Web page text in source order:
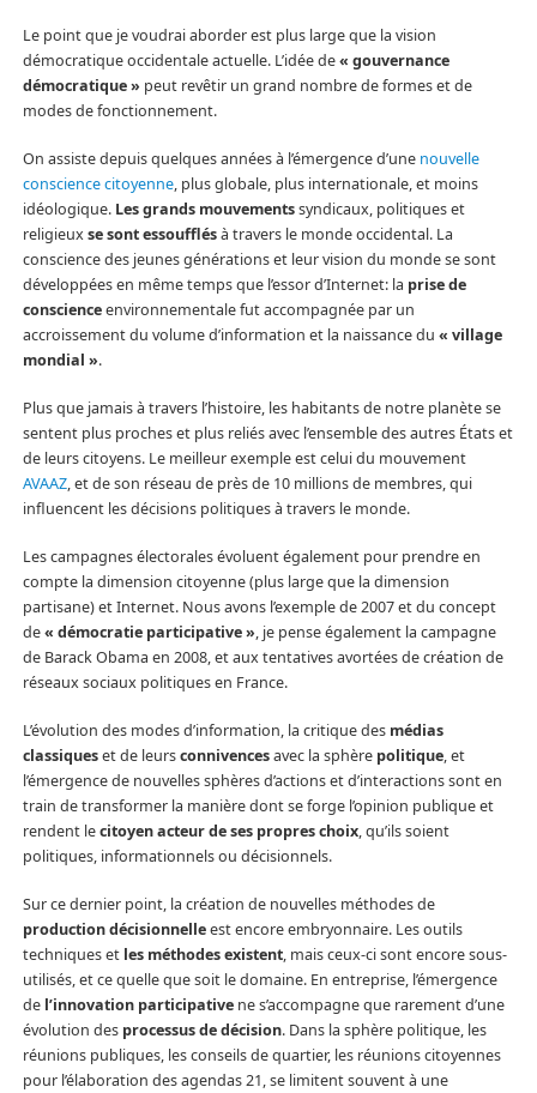
Le point que je voudrai aborder est plus large que la vision
démocratique occidentale actuelle. L’idée de« gouvernance
démocratique » peut revêtir un grand nombre de formes et de
modes de fonctionnement.
On assiste depuis quelques années à l’émergence d’une nouvelle
conscience citoyenne, plus globale, plus internationale, et moins
idéologique. Les grands mouvementssyndicaux, politiques et
religieuxse sont essoufflésà travers le monde occidental. La
conscience des jeunes générations et leur vision du monde se sont
développées en même temps que l’essor d’Internet: la prise de
conscienceenvironnementale fut accompagnée par un
accroissement du volume d’information et la naissance du « village
mondial ».
Plus que jamais à travers l’histoire, les habitants de notre planète se
sentent plus proches et plus reliés avec l’ensemble des autres États et
de leurs citoyens. Le meilleur exemple est celui du mouvement
AVAAZ, et de son réseau de près de 10 millions de membres, qui
influencent les décisions politiques à travers le monde.
Les campagnes électorales évoluent également pour prendre en
compte la dimension citoyenne (plus large que la dimension
partisane) et Internet. Nous avons l’exemple de 2007 et du concept
de« démocratie participative », je pense également la campagne
de Barack Obama en 2008, et aux tentatives avortées de création de
réseaux sociaux politiques en France.
L’évolution des modes d’information, la critique des médias
classiqueset de leursconnivencesavec la sphère politique, et
l’émergence de nouvelles sphères d’actions et d’interactions sont en
train de transformer la manière dont se forge l’opinion publique et
rendent lecitoyen acteur de ses propres choix, qu’ils soient
politiques, informationnels ou décisionnels.
Sur ce dernier point, la création de nouvelles méthodes de
production décisionnelleest encore embryonnaire. Les outils
techniques et les méthodes existent, mais ceux-ci sont encore sous-
utilisés, et ce quelle que soit le domaine. En entreprise, l’émergence
de l’innovation participativene s’accompagne que rarement d’une
évolution des processus de décision. Dans la sphère politique, les
réunions publiques, les conseils de quartier, les réunions citoyennes
pour l’élaboration des agendas 21, se limitent souvent à une